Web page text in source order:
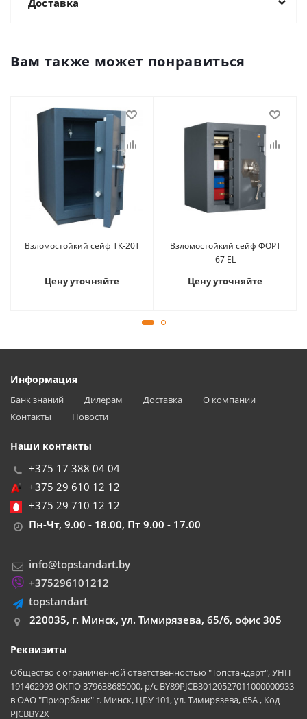
Вам также может понравиться
Взломостойкий сейф ТК-20Т
Цену уточняйте
Взломостойкий сейф ФОРТ
67 EL
Цену уточняйте
Информация
Банк знаний Дилерам Доставка
О компании
Контакты
Новости
Наши контакты
+375 17 388 04 04
+375 29 610 12 12
+375 29 710 12 12
Пн-Чт, 9.00 - 18.00, Пт 9.00 - 17.00
info@topstandart.by
+375296101212
topstandart
220035, г. Минск, ул. Тимирязева, 65/б, офис 305
Реквизиты
Общество с ограниченной ответственностью "Топстандарт", УНП
191462993 ОКПО 379638685000, р/с BY89PJCB30120527011000000933
в ОАО "Приорбанк" г. Минск, ЦБУ 101, ул. Тимирязева, 65А , Код
PJCBBY2X